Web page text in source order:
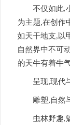
不仅如此,
为主题,在创作
如天干地支,以
自然界中不可
的天牛有着牛
呈现,现代
雕塑,自然
虫林野趣,